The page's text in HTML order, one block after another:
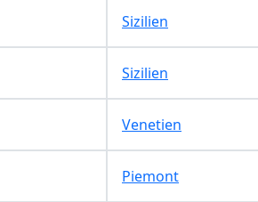
Sizilien
Sizilien
Venetien
Piemont